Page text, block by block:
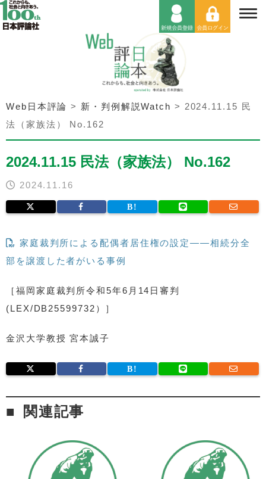
Web日本評論 > 新・判例解説Watch > 2024.11.15 民
法（家族法） No.162
2024.11.15 民法（家族法） No.162
2024.11.16
家庭裁判所による配偶者居住権の設定――相続分全
部を譲渡した者がいる事例
［福岡家庭裁判所令和5年6月14日審判
(LEX/DB25599732）］
金沢大学教授 宮本誠子
関連記事